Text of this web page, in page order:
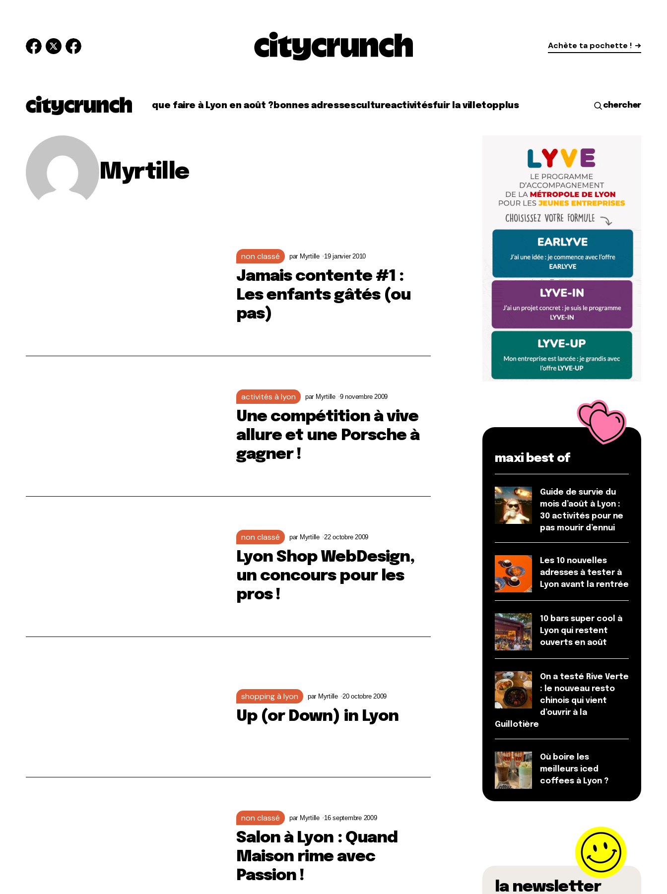
Achète ta pochette !
que faire à Lyon en août ? bonnes adressescultureactivitésfuir la villetopplus chercher
Myrtille
non classé par Myrtille 19 janvier 2010
Jamais contente #1 :
Les enfants gâtés (ou
pas)
activités à lyon par Myrtille 9 novembre 2009
Une compétition à vive
allure et une Porsche à
gagner !
non classé par Myrtille 22 octobre 2009
Lyon Shop WebDesign,
un concours pour les
pros !
shopping à lyon par Myrtille 20 octobre 2009
Up (or Down) in Lyon
non classé par Myrtille 16 septembre 2009
Salon à Lyon : Quand
Maison rime avec
Passion !
maxi best of
Guide de survie du
mois d’août à Lyon :
30 activités pour ne
pas mourir d’ennui
Les 10 nouvelles
adresses à tester à
Lyon avant la rentrée
10 bars super cool à
Lyon qui restent
ouverts en août
On a testé Rive Verte
: le nouveau resto
chinois qui vient
d’ouvrir à la
Guillotière
Où boire les
meilleurs iced
coffees à Lyon ?
la newsletter